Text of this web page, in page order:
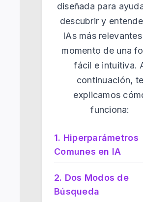
diseñada para
descubrir y
IAs más
momento de una
fácil e intuitiva.
continuación, te
explicamos
funciona:
1. Hiperparámetros
Comunes en IA
2. Dos Modos de
Búsqueda